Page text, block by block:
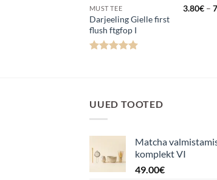
MUST TEE
Darjeeling Gielle first
flush ftgfop I
3.80€ –
Hinnavahemik:
3.50€
kuni
70.00€
UUED TOOTED
Matcha
komplekt VI
49.00€